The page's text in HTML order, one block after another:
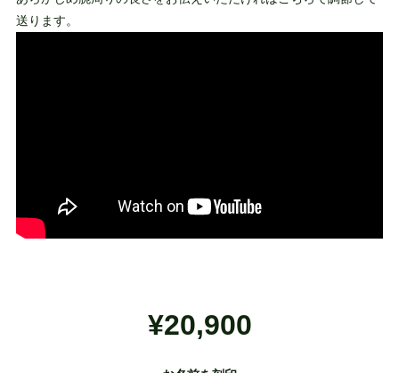
送ります。
¥20,900